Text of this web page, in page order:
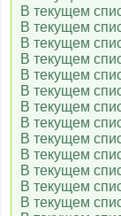
В текущем
В текущем
В текущем
В текущем
В текущем
В текущем
В текущем
В текущем
В текущем
В текущем
В текущем
В текущем
В текущем